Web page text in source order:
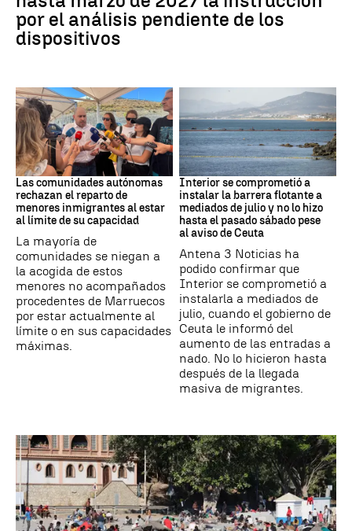
por el análisis pendiente de los
dispositivos
Crisis Migratoria
Las comunidades autónomas
rechazan el reparto de
menores inmigrantes al estar
al límite de su capacidad
La mayoría de
comunidades se niegan a
la acogida de estos
menores no acompañados
procedentes de Marruecos
por estar actualmente al
límite o en sus capacidades
máximas.
CRISIS MIGRATORIA
Interior se comprometió a
instalar la barrera flotante a
mediados de julio y no lo hizo
hasta el pasado sábado pese
al aviso de Ceuta
Antena 3 Noticias ha
podido confirmar que
Interior se comprometió a
instalarla a mediados de
julio, cuando el gobierno de
Ceuta le informó del
aumento de las entradas a
nado. No lo hicieron hasta
después de la llegada
masiva de migrantes.